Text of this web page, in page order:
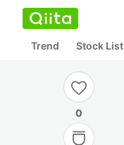
Trend Stock List
0